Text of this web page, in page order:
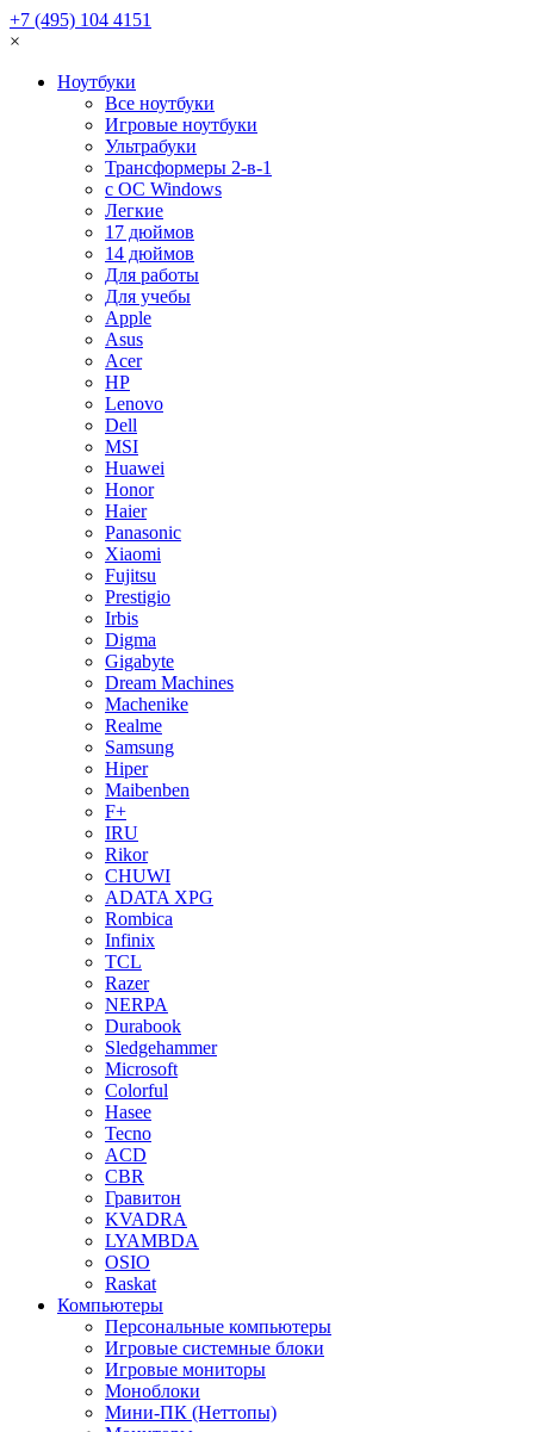
+7 (495) 104 4151
×
Ноутбуки
Все ноутбуки
Игровые ноутбуки
Ультрабуки
Трансформеры 2-в-1
с ОС Windows
Легкие
17 дюймов
14 дюймов
Для работы
Для учебы
Apple
Asus
Acer
HP
Lenovo
Dell
MSI
Huawei
Honor
Haier
Panasonic
Xiaomi
Fujitsu
Prestigio
Irbis
Digma
Gigabyte
Dream Machines
Machenike
Realme
Samsung
Hiper
Maibenben
F+
IRU
Rikor
CHUWI
ADATA XPG
Rombica
Infinix
TCL
Razer
NERPA
Durabook
Sledgehammer
Microsoft
Colorful
Hasee
Tecno
ACD
CBR
Гравитон
KVADRA
LYAMBDA
OSIO
Raskat
Компьютеры
Персональные компьютеры
Игровые системные блоки
Игровые мониторы
Моноблоки
Мини-ПК (Неттопы)